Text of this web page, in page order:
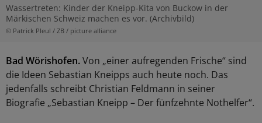
Wassertreten: Kinder der Kneipp-Kita von Buckow in der
Märkischen Schweiz machen es vor. (Archivbild)
© Patrick Pleul / ZB / picture alliance
Bad Wörishofen.Von „einer aufregenden Frische“ sind
die Ideen Sebastian Kneipps auch heute noch. Das
jedenfalls schreibt Christian Feldmann in seiner
Biografie „Sebastian Kneipp – Der fünfzehnte Nothelfer“.